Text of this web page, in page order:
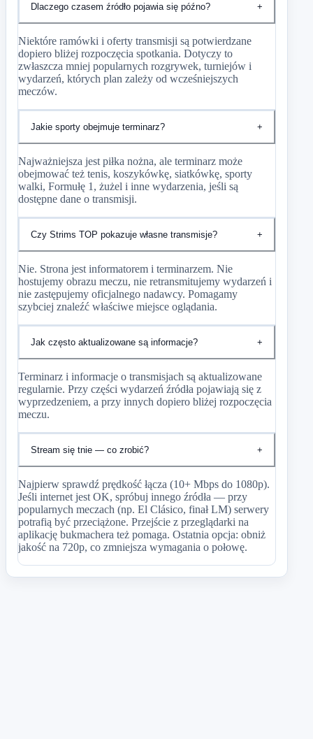
Dlaczego czasem źródło pojawia się późno? +
Niektóre ramówki i oferty transmisji są potwierdzane
dopiero bliżej rozpoczęcia spotkania. Dotyczy to
zwłaszcza mniej popularnych rozgrywek, turniejów i
wydarzeń, których plan zależy od wcześniejszych
meczów.
Jakie sporty obejmuje terminarz? +
Najważniejsza jest piłka nożna, ale terminarz może
obejmować też tenis, koszykówkę, siatkówkę, sporty
walki, Formułę 1, żużel i inne wydarzenia, jeśli są
dostępne dane o transmisji.
Czy Strims TOP pokazuje własne transmisje? +
Nie. Strona jest informatorem i terminarzem. Nie
hostujemy obrazu meczu, nie retransmitujemy wydarzeń i
nie zastępujemy oficjalnego nadawcy. Pomagamy
szybciej znaleźć właściwe miejsce oglądania.
Jak często aktualizowane są informacje? +
Terminarz i informacje o transmisjach są aktualizowane
regularnie. Przy części wydarzeń źródła pojawiają się z
wyprzedzeniem, a przy innych dopiero bliżej rozpoczęcia
meczu.
Stream się tnie — co zrobić? +
Najpierw sprawdź prędkość łącza (10+ Mbps do 1080p).
Jeśli internet jest OK, spróbuj innego źródła — przy
popularnych meczach (np. El Clásico, finał LM) serwery
potrafią być przeciążone. Przejście z przeglądarki na
aplikację bukmachera też pomaga. Ostatnia opcja: obniż
jakość na 720p, co zmniejsza wymagania o połowę.